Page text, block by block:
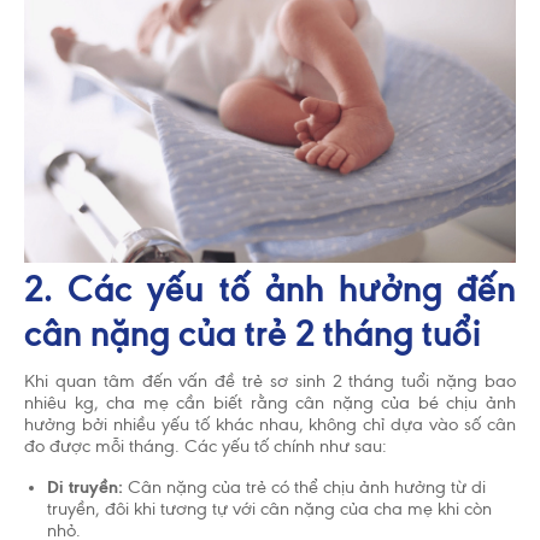
2. Các yếu tố ảnh hưởng đến
cân nặng của trẻ 2 tháng tuổi
Khi quan tâm đến vấn đề trẻ sơ sinh 2 tháng tuổi nặng bao
nhiêu kg, cha mẹ cần biết rằng cân nặng của bé chịu ảnh
hưởng bởi nhiều yếu tố khác nhau, không chỉ dựa vào số cân
đo được mỗi tháng. Các yếu tố chính như sau:
Di truyền: Cân nặng của trẻ có thể chịu ảnh hưởng từ di
truyền, đôi khi tương tự với cân nặng của cha mẹ khi còn
nhỏ.
Chấp nhận và đóng
Tổ chức Y Tế Thế Giới (WHO) khuyến cáo nên nuôi
trẻ bú bình hoặc dùng thức ăn, thức uống khác
trong 6 tháng đầu là không cần thiết và sẽ có ảnh
hưởng không tốt đến việc nuôi con bằng sữa mẹ.